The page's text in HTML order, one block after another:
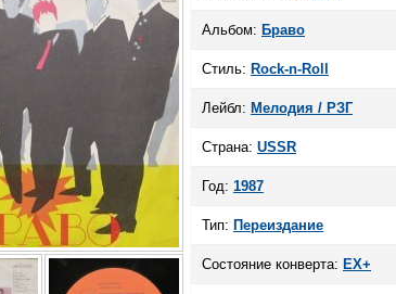
Альбом: Браво
Стиль: Rock-n-Roll
Лейбл: Мелодия / РЗГ
Страна: USSR
Год: 1987
Тип: Переиздание
Состояние конверта: EX+